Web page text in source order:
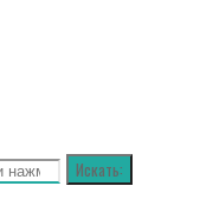
Искать: